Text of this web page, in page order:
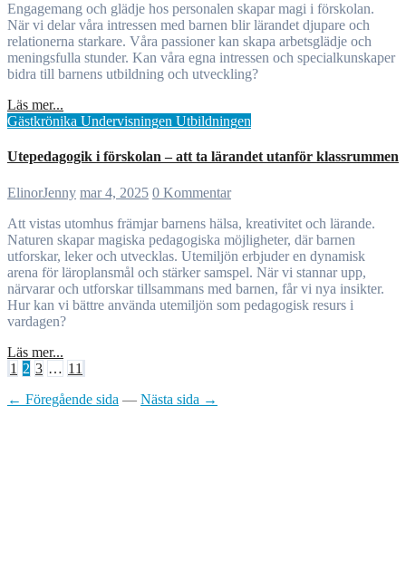
Engagemang och glädje hos personalen skapar magi i förskolan.
När vi delar våra intressen med barnen blir lärandet djupare och
relationerna starkare. Våra passioner kan skapa arbetsglädje och
meningsfulla stunder. Kan våra egna intressen och specialkunskaper
bidra till barnens utbildning och utveckling?
Läs mer...
Gästkrönika Undervisningen Utbildningen
Utepedagogik i förskolan – att ta lärandet utanför klassrummen
ElinorJenny mar 4, 2025 0 Kommentar
Att vistas utomhus främjar barnens hälsa, kreativitet och lärande.
Naturen skapar magiska pedagogiska möjligheter, där barnen
utforskar, leker och utvecklas. Utemiljön erbjuder en dynamisk
arena för läroplansmål och stärker samspel. När vi stannar upp,
närvarar och utforskar tillsammans med barnen, får vi nya insikter.
Hur kan vi bättre använda utemiljön som pedagogisk resurs i
vardagen?
Läs mer...
Sidnumrering
för
1 2 3 … 11
← Föregående sida — Nästa sida →